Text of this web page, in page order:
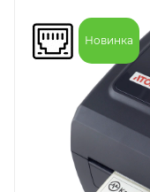
Новинка